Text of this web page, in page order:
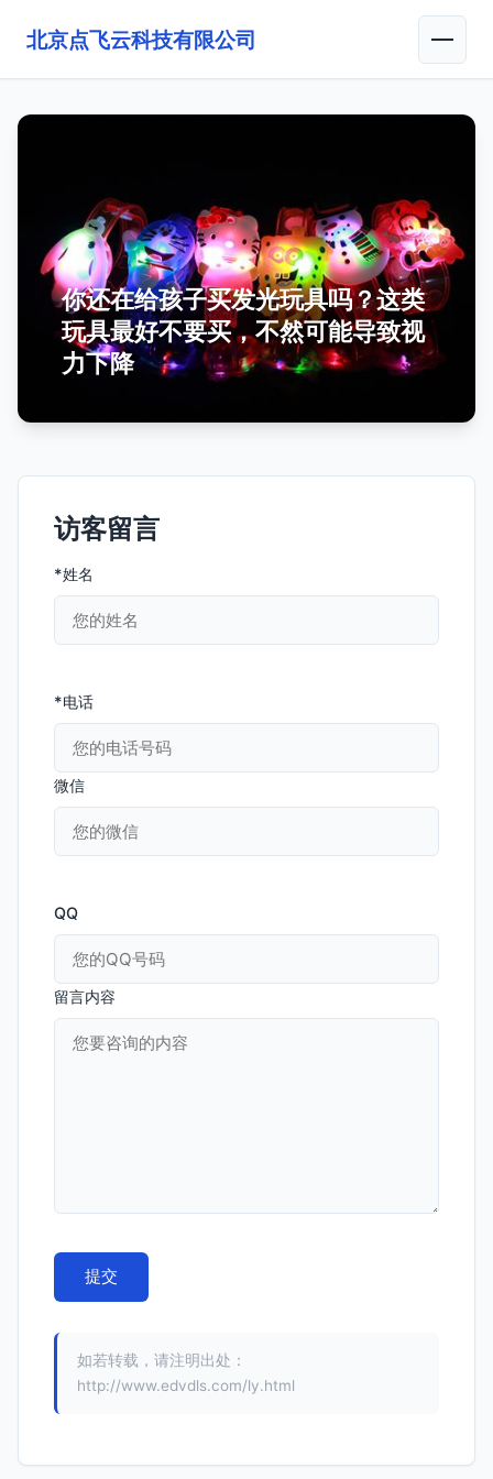
北京点飞云科技有限公司
你还在给孩子买发光玩具吗？这类
玩具最好不要买，不然可能导致视
力下降
访客留言
*姓名
*电话
微信
QQ
留言内容
如若转载，请注明出处：
http://www.edvdls.com/ly.html